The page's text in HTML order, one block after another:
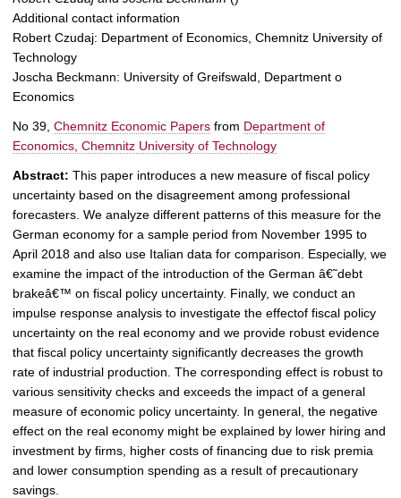
Additional contact information
Robert Czudaj: Department of Economics, Chemnitz University of
Technology
Joscha Beckmann: University of Greifswald, Department o
Economics
No 39, Chemnitz Economic Papers from Department of
Economics, Chemnitz University of Technology
Abstract: This paper introduces a new measure of fiscal policy
uncertainty based on the disagreement among professional
forecasters. We analyze different patterns of this measure for the
German economy for a sample period from November 1995 to
April 2018 and also use Italian data for comparison. Especially, we
examine the impact of the introduction of the German â€˜debt
brakeâ€™ on fiscal policy uncertainty. Finally, we conduct an
impulse response analysis to investigate the effectof fiscal policy
uncertainty on the real economy and we provide robust evidence
that fiscal policy uncertainty significantly decreases the growth
rate of industrial production. The corresponding effect is robust to
various sensitivity checks and exceeds the impact of a general
measure of economic policy uncertainty. In general, the negative
effect on the real economy might be explained by lower hiring and
investment by firms, higher costs of financing due to risk premia
and lower consumption spending as a result of precautionary
savings.